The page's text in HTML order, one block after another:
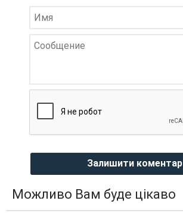
Залишити коментар
Можливо Вам буде цікаво